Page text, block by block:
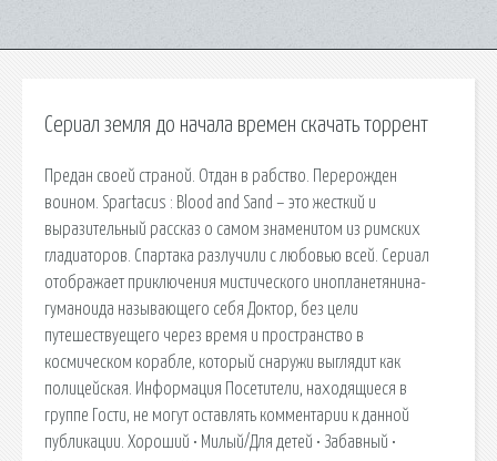
Сериал земля до начала времен скачать торрент
Предан своей страной. Отдан в рабство. Перерожден
воином. Spartacus : Blood and Sand – это жесткий и
выразительный рассказ о самом знаменитом из римских
гладиаторов. Спартака разлучили с любовью всей. Сериал
отображает приключения мистического инопланетянина-
гуманоида называющего себя Доктор, без цели
путешествуещего через время и пространство в
космическом корабле, который снаружи выглядит как
полицейская. Информация Посетители, находящиеся в
группе Гости, не могут оставлять комментарии к данной
публикации. Хороший • Милый/Для детей • Забавный •